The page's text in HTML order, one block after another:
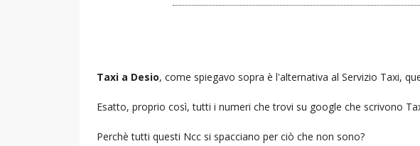
Taxi a Desio, come spiegavo sopra è l'alternativa al Servizio Taxi,
Esatto, proprio così, tutti i numeri che trovi su google che scrivono
Perchè tutti questi Ncc si spacciano per ciò che non sono?